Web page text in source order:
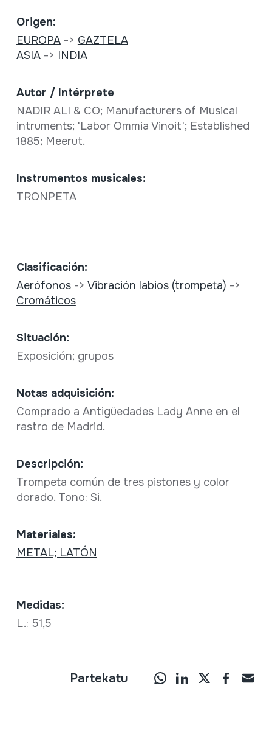
Origen:
EUROPA-> GAZTELA
ASIA-> INDIA
Autor / Intérprete
NADIR ALI & CO; Manufacturers of Musical
intruments; 'Labor Ommia Vinoit'; Established
1885; Meerut.
Instrumentos musicales:
TRONPETA
Clasificación:
Aerófonos-> Vibración labios (trompeta) ->
Cromáticos
Situación:
Exposición; grupos
Notas adquisición:
Comprado a Antigüedades Lady Anne en el
rastro de Madrid.
Descripción:
Trompeta común de tres pistones y color
dorado. Tono: Si.
Materiales:
METAL; LATÓN
Medidas:
L.: 51,5
Partekatu